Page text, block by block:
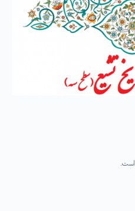
است.